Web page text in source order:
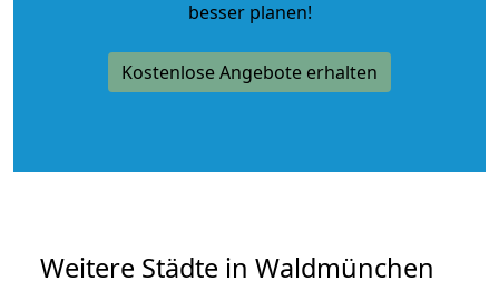
besser planen!
Kostenlose Angebote erhalten
Weitere Städte in Waldmünchen